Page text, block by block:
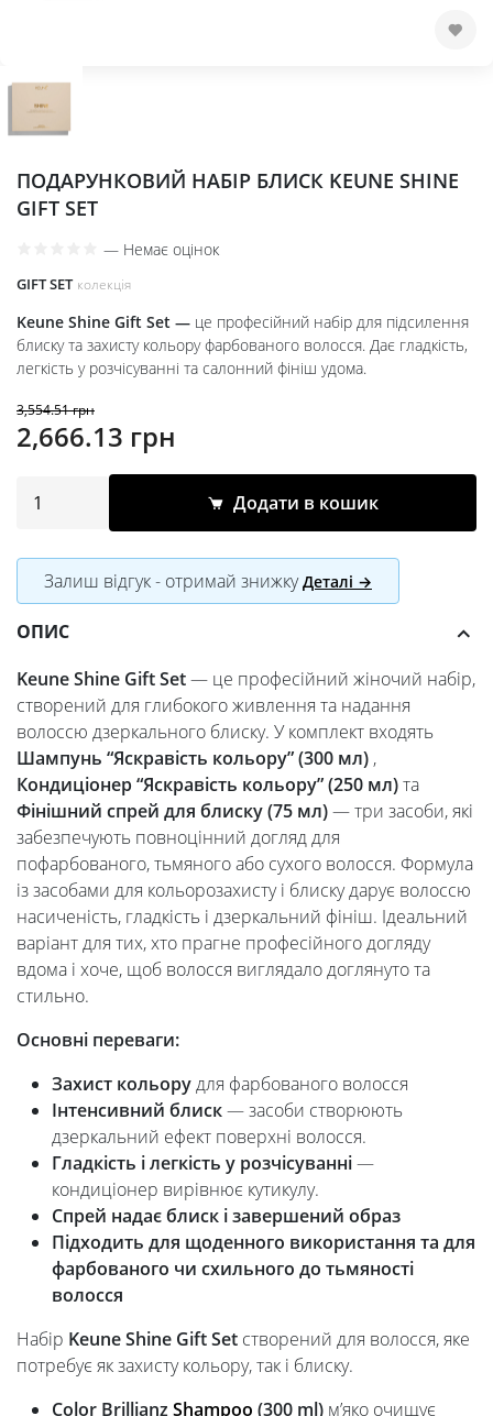
ПОДАРУНКОВИЙ НАБІР БЛИСК KEUNE SHINE
GIFT SET
— Немає оцінок
GIFT SET колекція
Keune Shine Gift Set — це професійний набір для підсилення
блиску та захисту кольору фарбованого волосся. Дає гладкість,
легкість у розчісуванні та салонний фініш удома.
3,554.51грн
Оригінальна
ціна:
3,554.51 грн.
2,666.13 грн
2,666.13 грн.
Додати в кошик
Залиш відгук - отримай знижкуДеталі →
ОПИС
Keune Shine Gift Set— це професійний жіночий набір,
створений для глибокого живлення та надання
волоссю дзеркального блиску. У комплект входять
Шампунь “Яскравість кольору” (300 мл) ,
Кондиціонер “Яскравість кольору” (250 мл)та
Фінішний спрей для блиску (75 мл)— три засоби, які
забезпечують повноцінний догляд для
пофарбованого, тьмяного або сухого волосся. Формула
із засобами для кольорозахисту і блиску дарує волоссю
насиченість, гладкість і дзеркальний фініш. Ідеальний
варіант для тих, хто прагне професійного догляду
вдома і хоче, щоб волосся виглядало доглянуто та
стильно.
Основні переваги:
Захист кольорудля фарбованого волосся
Інтенсивний блиск— засоби створюють
дзеркальний ефект поверхні волосся.
Гладкість і легкість у розчісуванні—
кондиціонер вирівнює кутикулу.
Спрей надає блиск і завершений образ
Підходить для щоденного використання та для
фарбованого чи схильного до тьмяності
волосся
Набір Keune Shine Gift Set створений для волосся, яке
потребує як захисту кольору, так і блиску.
Color Brillianz Shampoo (300 ml) м’яко очищує